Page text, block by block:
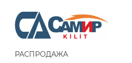
РАСПРОДАЖА